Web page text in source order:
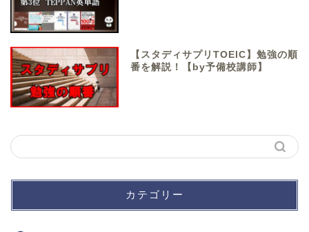
【スタディサプリTOEIC】勉強の順
番を解説！【by予備校講師】
カテゴリー